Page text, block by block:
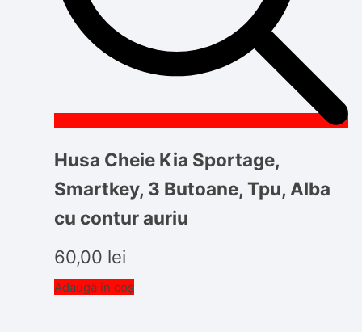
Husa Cheie Kia Sportage,
Smartkey, 3 Butoane, Tpu, Alba
cu contur auriu
60,00 lei
Adaugă în coș